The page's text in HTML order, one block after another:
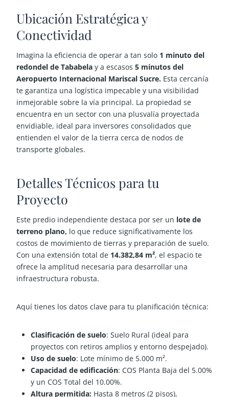
Ubicación Estratégica y
Conectividad
Imagina la eficiencia de operar a tan solo 1 minuto del
redondel de Tababela y a escasos 5 minutos del
Aeropuerto Internacional Mariscal Sucre. Esta cercanía
te garantiza una logística impecable y una visibilidad
inmejorable sobre la vía principal. La propiedad se
encuentra en un sector con una plusvalía proyectada
envidiable, ideal para inversores consolidados que
entienden el valor de la tierra cerca de nodos de
transporte globales.
Detalles Técnicos para tu
Proyecto
Este predio independiente destaca por ser un lote de
terreno plano, lo que reduce significativamente los
costos de movimiento de tierras y preparación de suelo.
Con una extensión total de 14.382,84 m², el espacio te
ofrece la amplitud necesaria para desarrollar una
infraestructura robusta.
Aquí tienes los datos clave para tu planificación técnica:
Clasificación de suelo: Suelo Rural (ideal para
proyectos con retiros amplios y entorno despejado).
Uso de suelo: Lote mínimo de 5.000 m².
Capacidad de edificación: COS Planta Baja del 5.00%
y un COS Total del 10.00%.
Altura permitida: Hasta 8 metros (2 pisos),